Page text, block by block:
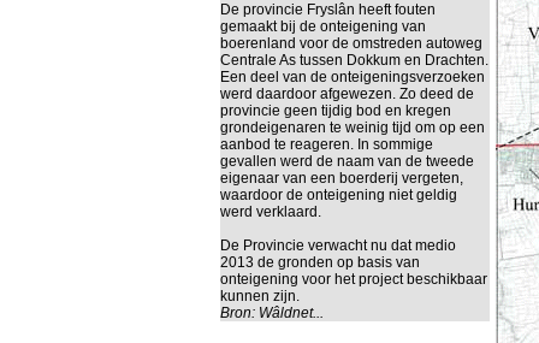
De provincie Fryslân heeft fouten
gemaakt bij de onteigening van
boerenland voor de omstreden autoweg
Centrale As tussen Dokkum en Drachten.
Een deel van de onteigeningsverzoeken
werd daardoor afgewezen. Zo deed de
provincie geen tijdig bod en kregen
grondeigenaren te weinig tijd om op een
aanbod te reageren. In sommige
gevallen werd de naam van de tweede
eigenaar van een boerderij vergeten,
waardoor de onteigening niet geldig
werd verklaard.
De Provincie verwacht nu dat medio
2013 de gronden op basis van
onteigening voor het project beschikbaar
kunnen zijn.
Bron: Wâldnet...